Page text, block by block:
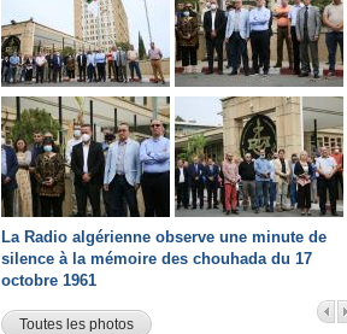
La Radio algérienne observe une minute de
silence à la mémoire des chouhada du 17
octobre 1961
Toutes les photos